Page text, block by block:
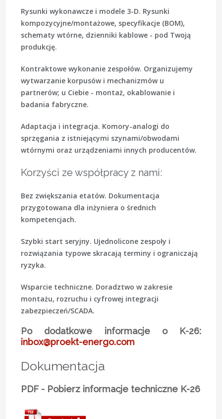
Rysunki wykonawcze i modele 3-D. Rysunki
kompozycyjne/montażowe, specyfikacje (BOM),
schematy wtórne, dzienniki kablowe - pod Twoją
produkcję.
Kontraktowe wykonanie zespołów. Organizujemy
wytwarzanie korpusów i mechanizmów u
partnerów; u Ciebie - montaż, okablowanie i
badania fabryczne.
Adaptacja i integracja. Komory-analogi do
sprzęgania z istniejącymi szynami/obwodami
wtórnymi oraz urządzeniami innych producentów.
Korzyści ze współpracy z nami:
Bez zwiększania etatów. Dokumentacja
przygotowana dla inżyniera o średnich
kompetencjach.
Szybki start seryjny. Ujednolicone zespoły i
rozwiązania typowe skracają terminy i ograniczają
ryzyka.
Wsparcie techniczne. Doradztwo w zakresie
montażu, rozruchu i cyfrowej integracji
zabezpieczeń/SCADA.
Po dodatkowe informacje o K-26:
inbox@proekt-energo.com
Dokumentacja
PDF - Pobierz informacje techniczne K-26